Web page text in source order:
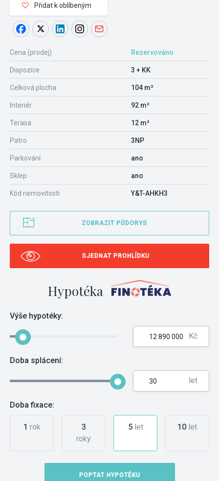
Přidat k oblíbeným
Cena (prodej) Rezervováno
Dispozice 3 + KK
Celková plocha 104 m²
Interiér 92 m²
Terasa 12 m²
Patro 3NP
Parkování ano
Sklep ano
Kód nemovitosti Y&T-AHKH3
ZOBRAZIT PŮDORYS
SJEDNAT PROHLÍDKU
Hypotéka
Výše hypotéky:
Kč
Doba splácení:
let
Doba fixace:
1 rok
3
roky
5let 10 let
POPTAT HYPOTÉKU